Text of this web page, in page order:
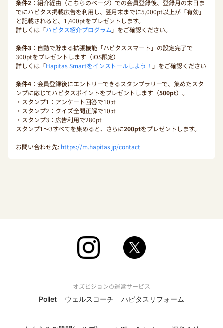
条件2 ：紹介経由（こちらのページ）での会員登録後、登録月の末日ま
でにハピタス掲載広告を利用し、翌月末までに5,000pt以上が「有効」
と記載されると、1,400ptをプレゼントします。
詳しくは「ハピタス紹介プログラム 」をご確認ください。
条件3 ：自動で貯まる拡張機能「ハピタススマート」の設定完了で
300ptをプレゼントします（iOS限定）
詳しくは「Hapitas Smartをインストールしよう！ 」をご確認ください
条件4 ：会員登録後にエントリーできるスタンプラリーで、集めたスタ
ンプに応じてハピタスポイントをプレゼントします（500pt）。
・スタンプ1：アンケート回答で10pt
・スタンプ2：クイズ全問正解で10pt
・スタンプ3：広告利用で280pt
スタンプ1〜3すべてを集めると、さらに200ptをプレゼントします。
お問い合わせ先: https://m.hapitas.jp/contact
オズビジョンの運営サービス
Pollet
ウェルスコーチ ハピタスリフォーム